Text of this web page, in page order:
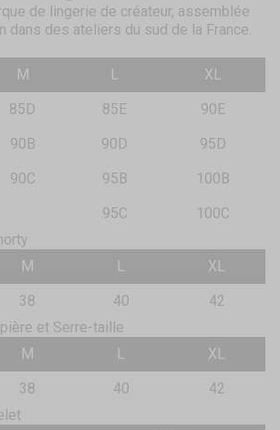
de lingerie de créateur, assemblée
dans des ateliers du sud de la France.
M L
XL
85D 85E
90E
90B 90D
95D
90C 95B
100B
95C
100C
M L
XL
38 40
42
et Serre-taille
M L
XL
38 40
42